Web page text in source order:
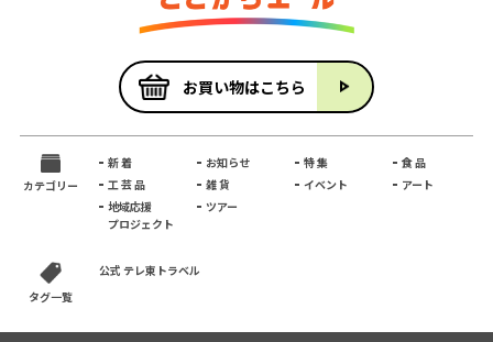
カテゴリー
新 着 お知らせ 特 集
食 品
工 芸 品
雑 貨 イベント
アート
地域応援
プロジェクト
ツアー
タグ一覧
公式 テレ東トラベル
お買い物はこちら